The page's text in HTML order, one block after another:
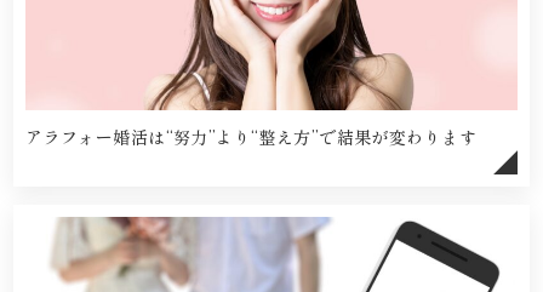
アラフォー婚活は“努力”より“整え方”で結果が変わります